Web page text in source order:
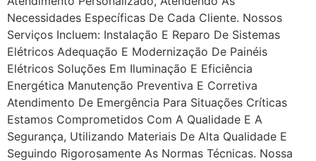
Necessidades Específicas De Cada Cliente. Nossos
Serviços Incluem: Instalação E Reparo De Sistemas
Elétricos Adequação E Modernização De Painéis
Elétricos Soluções Em Iluminação E Eficiência
Energética Manutenção Preventiva E Corretiva
Atendimento De Emergência Para Situações Críticas
Estamos Comprometidos Com A Qualidade E A
Segurança, Utilizando Materiais De Alta Qualidade E
Seguindo Rigorosamente As Normas Técnicas. Nossa